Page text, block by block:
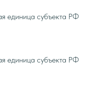
единица субъекта РФ
единица субъекта РФ